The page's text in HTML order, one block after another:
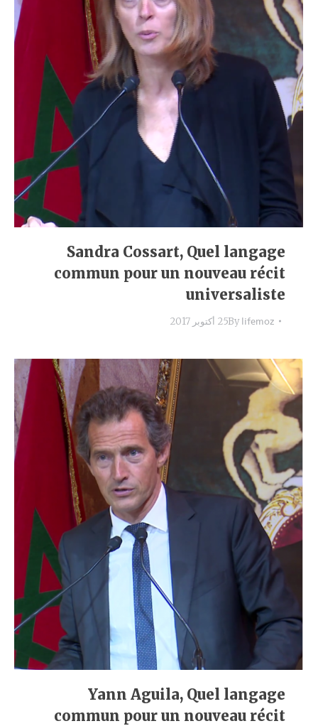
Sandra Cossart, Quel langage
commun pour un nouveau récit
universaliste
By lifemoz 25 أكتوبر 2017
Yann Aguila, Quel langage
commun pour un nouveau récit